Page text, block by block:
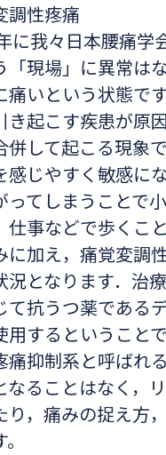
調性疼痛
に我々日本腰痛学
「現場」に異常は
痛いという状態で
き起こす疾患が原
併して起こる現象
感じやすく敏感に
ってしまうことで
仕事などで歩くこ
に加え，痛覚変調
況となります．治
て抗うつ薬である
用するということ
痛抑制系と呼ばれ
なることはなく，
り，痛みの捉え方